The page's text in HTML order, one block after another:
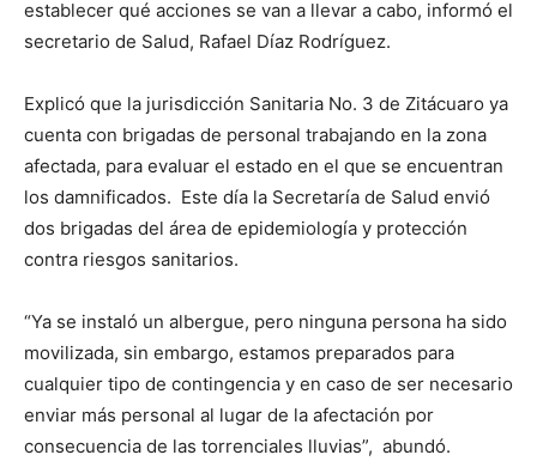
establecer qué acciones se van a llevar a cabo, informó el
secretario de Salud, Rafael Díaz Rodríguez.
Explicó que la jurisdicción Sanitaria No. 3 de Zitácuaro ya
cuenta con brigadas de personal trabajando en la zona
afectada, para evaluar el estado en el que se encuentran
los damnificados. Este día la Secretaría de Salud envió
dos brigadas del área de epidemiología y protección
contra riesgos sanitarios.
“Ya se instaló un albergue, pero ninguna persona ha sido
movilizada, sin embargo, estamos preparados para
cualquier tipo de contingencia y en caso de ser necesario
enviar más personal al lugar de la afectación por
consecuencia de las torrenciales lluvias”, abundó.